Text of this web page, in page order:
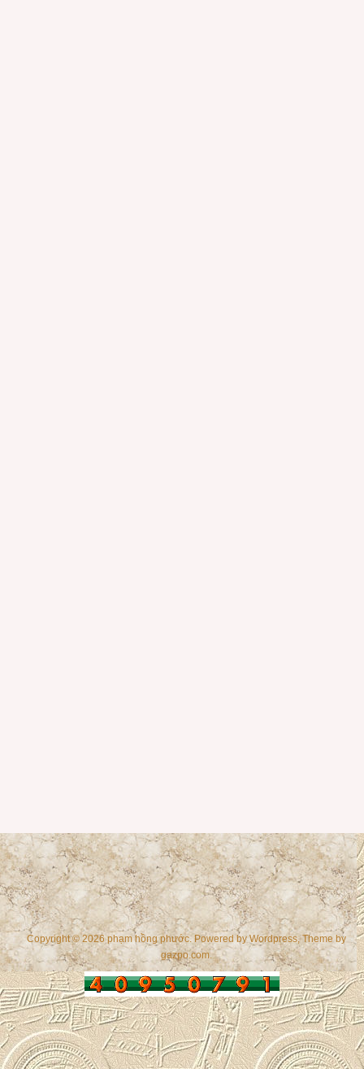
Copyright © 2026 phạm hồng phước. Powered byWordpress, Theme by
gazpo.com.